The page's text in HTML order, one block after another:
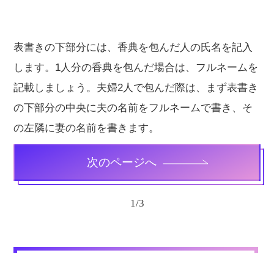
表書きの下部分には、香典を包んだ人の氏名を記入
します。1人分の香典を包んだ場合は、フルネームを
記載しましょう。夫婦2人で包んだ際は、まず表書き
の下部分の中央に夫の名前をフルネームで書き、そ
の左隣に妻の名前を書きます。
次のページへ
1/3